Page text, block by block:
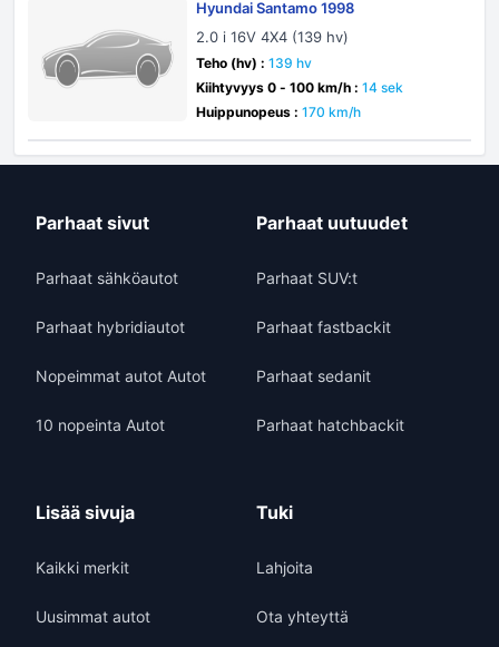
Hyundai Santamo 1998
2.0 i 16V 4X4 (139 hv)
Teho (hv) : 139 hv
Kiihtyvyys 0 - 100 km/h : 14 sek
Huippunopeus : 170 km/h
Parhaat sivut
Parhaat sähköautot
Parhaat hybridiautot
Nopeimmat autot Autot
10 nopeinta Autot
Parhaat uutuudet
Parhaat SUV:t
Parhaat fastbackit
Parhaat sedanit
Parhaat hatchbackit
Lisää sivuja
Kaikki merkit
Uusimmat autot
Tuki
Lahjoita
Ota yhteyttä